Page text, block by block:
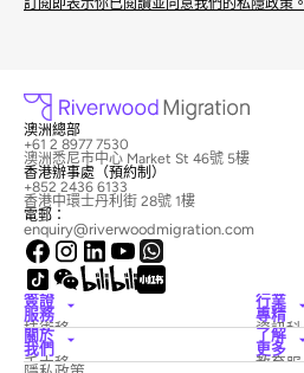
訂閱即表示你已閱讀並同意我們的私隱政策。
澳洲總部
+61 2 8977 7530
澳洲悉尼市中心 Market St 46號 5樓
香港辦事處（預約制）
+852 2436 6133
香港中環士丹利街 28號 1樓
電郵：
enquiry@riverwoodmigration.com
簽證
服務
技術移
民簽證
僱主擔
行業
專精
資訊科
技
酒店與
關於
我們
禾木移
了解
更多
教育服